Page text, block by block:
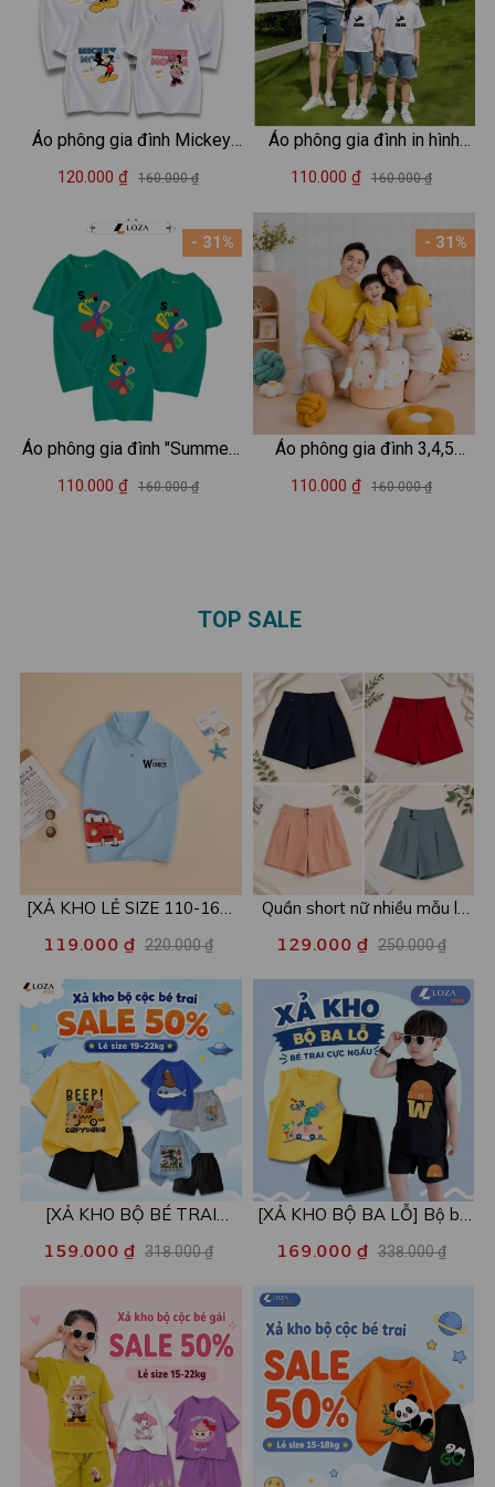
Áo phông gia đình Mickey
mẫu mới 2025 - Áo đồng
Mã GĐ3166-3167
120.000 ₫ 160.000 ₫
- 31%
Áo phông gia đình "Summer"
- Áo thun đồng phục gia đình
110.000 ₫ 160.000 ₫
Áo phông gia đình in hình
Mèo - Áo thun đồng phục gia
110.000 ₫ 160.000 ₫
- 31%
Áo phông gia đình 3,4,5
người chữ HELLO mặt cười -
110.000 ₫ 160.000 ₫
[XẢ KHO LẺ SIZE 110-160]
mẫu - Áo trẻ em từ 15-42kg
- Loza Kids XPL001
119.000 ₫ 220.000 ₫
Quần short nữ nhiều mẫu lẻ
còn 99k/c - Loza XA016
129.000 ₫ 250.000 ₫
[XẢ KHO BỘ BÉ TRAI
SIZE120] Bộ đồ cho bé trai
nhiều mẫu - Quần áo bé trai
XB003
159.000 ₫ 318.000 ₫
[XẢ KHO BỘ BA LỖ] Bộ ba
lỗ cho bé trai nhiều mẫu lẻ
size từ 15-40kg - Quần áo
bé trai - Loza Kids XABL01
169.000 ₫ 338.000 ₫
TOP SALE